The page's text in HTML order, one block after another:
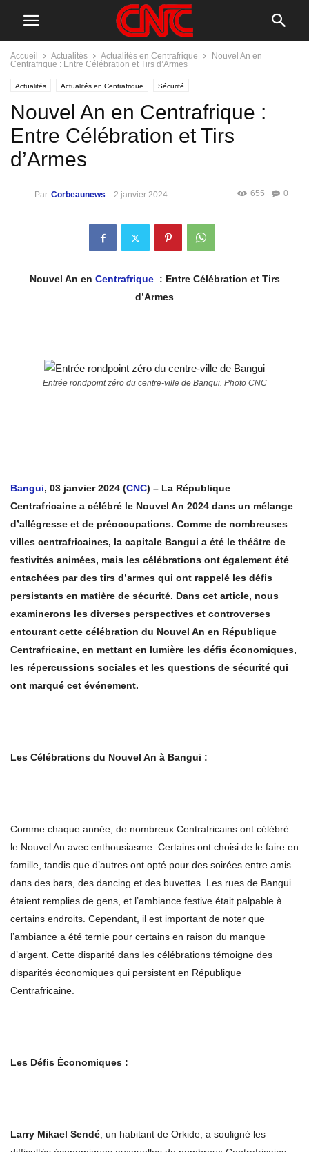
Accueil Actualités Actualités en Centrafrique
Nouvel An en
Centrafrique : Entre Célébration et Tirs d’Armes
Actualités Actualités en Centrafrique Sécurité
Nouvel An en Centrafrique :
Entre Célébration et Tirs
d’Armes
Par Corbeaunews - 2 janvier 2024 0
655
Nouvel An en Centrafrique: Entre Célébration et Tirs
d’Armes
Entrée rondpoint zéro du centre-ville de Bangui. Photo CNC
Bangui, 03 janvier 2024 (CNC) – La République
Centrafricaine a célébré le Nouvel An 2024 dans un mélange
d’allégresse et de préoccupations. Comme de nombreuses
villes centrafricaines, la capitale Bangui a été le théâtre de
festivités animées, mais les célébrations ont également été
entachées par des tirs d’armes qui ont rappelé les défis
persistants en matière de sécurité. Dans cet article, nous
examinerons les diverses perspectives et controverses
entourant cette célébration du Nouvel An en République
Centrafricaine, en mettant en lumière les défis économiques,
les répercussions sociales et les questions de sécurité qui
ont marqué cet événement.
Les Célébrations du Nouvel An à Bangui :
Comme chaque année, de nombreux Centrafricains ont célébré
le Nouvel An avec enthousiasme. Certains ont choisi de le faire en
famille, tandis que d’autres ont opté pour des soirées entre amis
dans des bars, des dancing et des buvettes. Les rues de Bangui
étaient remplies de gens, et l’ambiance festive était palpable à
certains endroits. Cependant, il est important de noter que
l’ambiance a été ternie pour certains en raison du manque
d’argent. Cette disparité dans les célébrations témoigne des
disparités économiques qui persistent en République
Centrafricaine.
Les Défis Économiques :
Larry Mikael Sendé, un habitant de Orkide, a souligné les